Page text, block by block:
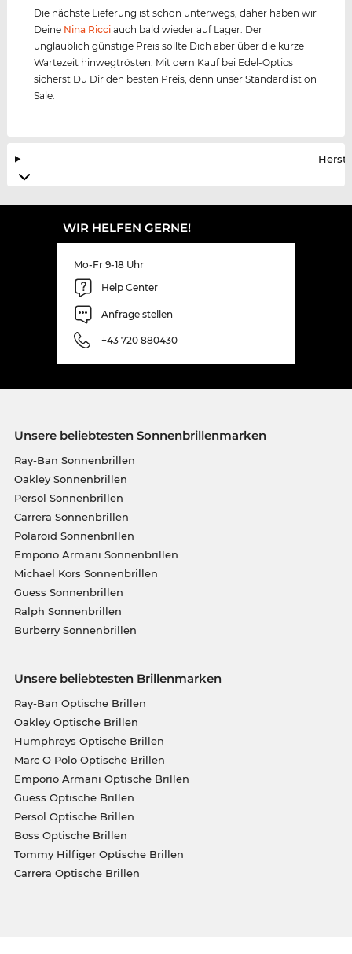
Die nächste Lieferung ist schon unterwegs, daher haben wir
Deine Nina Ricci auch bald wieder auf Lager. Der
unglaublich günstige Preis sollte Dich aber über die kurze
Wartezeit hinwegtrösten. Mit dem Kauf bei Edel-Optics
sicherst Du Dir den besten Preis, denn unser Standard ist on
Sale.
WIR HELFEN GERNE!
Mo-Fr 9-18 Uhr
Help Center
Anfrage stellen
+43 720 880430
Unsere beliebtesten Sonnenbrillenmarken
Ray-Ban Sonnenbrillen
Oakley Sonnenbrillen
Persol Sonnenbrillen
Carrera Sonnenbrillen
Polaroid Sonnenbrillen
Emporio Armani Sonnenbrillen
Michael Kors Sonnenbrillen
Guess Sonnenbrillen
Ralph Sonnenbrillen
Burberry Sonnenbrillen
Unsere beliebtesten Brillenmarken
Ray-Ban Optische Brillen
Oakley Optische Brillen
Humphreys Optische Brillen
Marc O Polo Optische Brillen
Emporio Armani Optische Brillen
Guess Optische Brillen
Persol Optische Brillen
Boss Optische Brillen
Tommy Hilfiger Optische Brillen
Carrera Optische Brillen